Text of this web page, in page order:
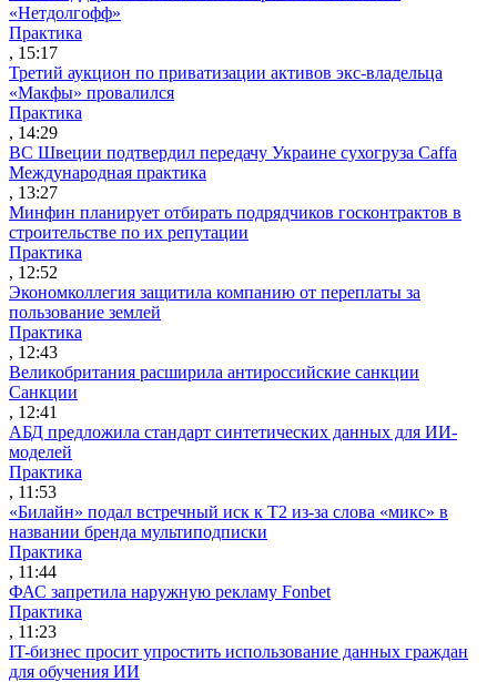
«Нетдолгофф»
Практика
, 15:17
Третий аукцион по приватизации активов экс-владельца
«Макфы» провалился
Практика
, 14:29
ВС Швеции подтвердил передачу Украине сухогруза Caffa
Международная практика
, 13:27
Минфин планирует отбирать подрядчиков госконтрактов в
строительстве по их репутации
Практика
, 12:52
Экономколлегия защитила компанию от переплаты за
пользование землей
Практика
, 12:43
Великобритания расширила антироссийские санкции
Санкции
, 12:41
АБД предложила стандарт синтетических данных для ИИ-
моделей
Практика
, 11:53
«Билайн» подал встречный иск к Т2 из-за слова «микс» в
названии бренда мультиподписки
Практика
, 11:44
ФАС запретила наружную рекламу Fonbet
Практика
, 11:23
IT-бизнес просит упростить использование данных граждан
для обучения ИИ